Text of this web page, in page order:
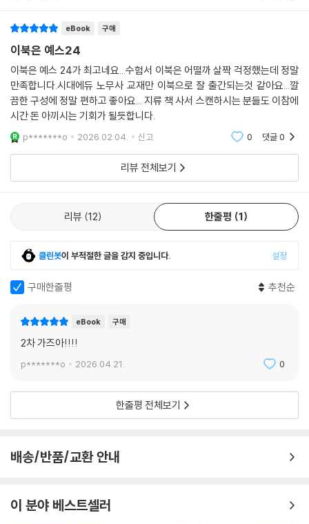
eBook 구매
이북은 예스24
이북은 예스 24가 최고네요...수험서 이북은 어떨까 살짝 걱정했는데 정말
만족합니다.시대에듀 노무사 교재만 이북으로 잘 출간되는것 같아요...깔
끔한 구성에 정말 편하고 좋아요... 지류 책 사서 스캔하시는 분들도 이참에
시간 돈 아끼시는 기회가 될듯합니다.
p*******o 2026.02.04. 신고 0 댓글0
리뷰 전체보기
리뷰 12 한줄평 1
클린봇이 부적절한 글을 감지 중입니다. 설정
구매한줄평 추천순
eBook 구매
2차 가즈아!!!!
p*******o 2026.04.21. 0
한줄평 전체보기
배송/반품/교환 안내
이 분야 베스트셀러